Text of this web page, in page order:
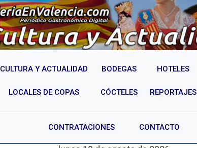
CULTURA Y ACTUALIDAD BODEGAS HOTELES
LOCALES DE COPAS CÓCTELES REPORTAJES
CONTRATACIONES CONTACTO